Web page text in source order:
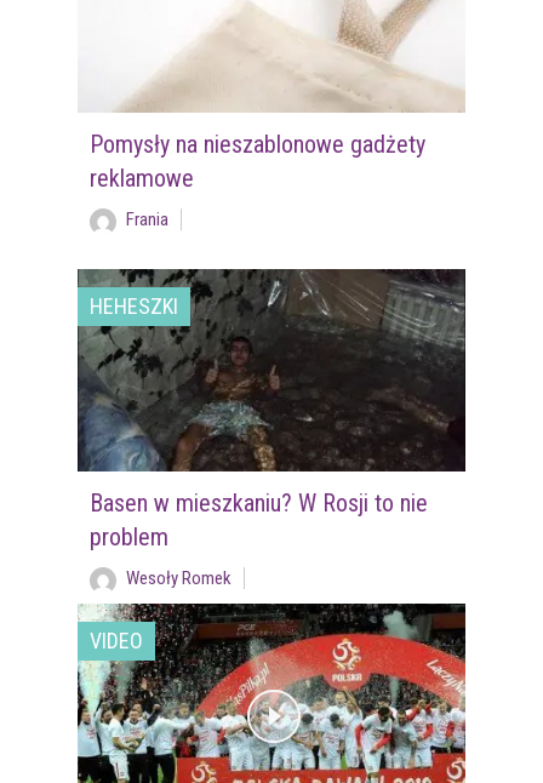
Pomysły na nieszablonowe gadżety
reklamowe
Frania
HEHESZKI
Basen w mieszkaniu? W Rosji to nie
problem
Wesoły Romek
VIDEO